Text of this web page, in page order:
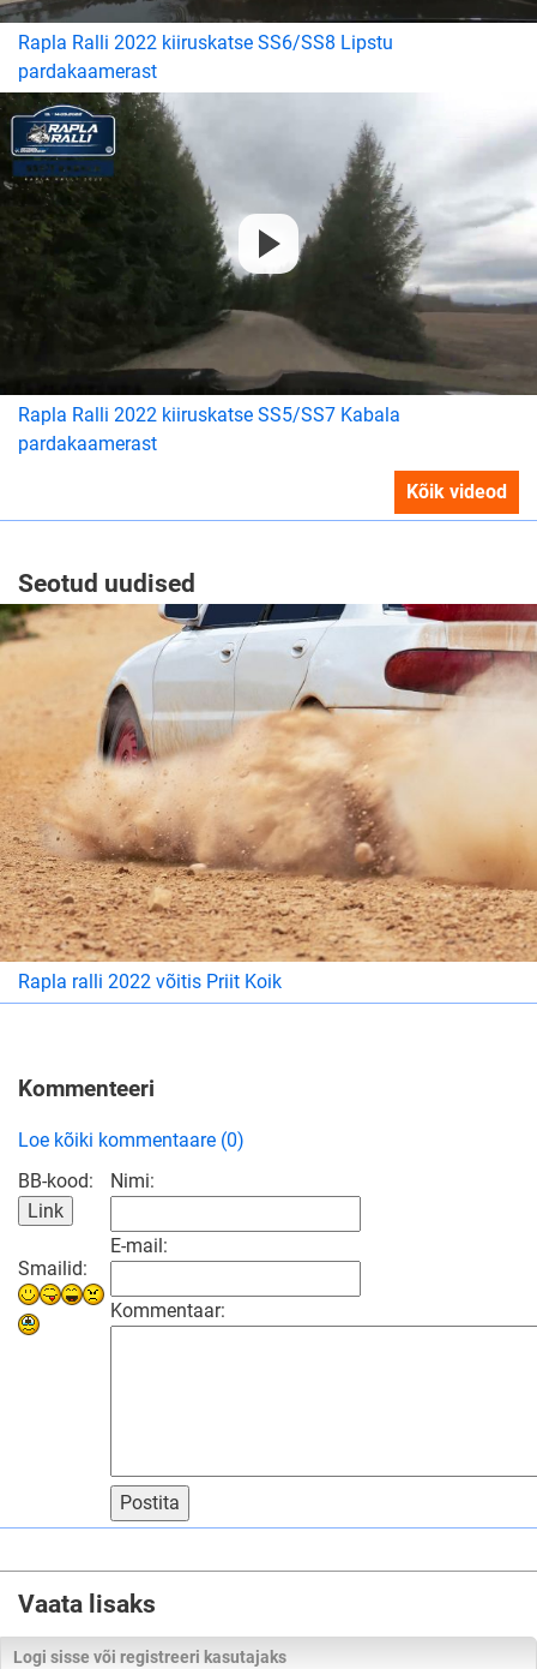
Rapla Ralli 2022 kiiruskatse SS6/SS8 Lipstu
pardakaamerast
Rapla Ralli 2022 kiiruskatse SS5/SS7 Kabala
pardakaamerast
Kõik videod
Seotud uudised
Rapla ralli 2022 võitis Priit Koik
Kommenteeri
Loe kõiki kommentaare (0)
BB-kood:
Smailid:
Nimi:
E-mail:
Kommentaar:
Postita
Vaata lisaks
Logi sisse või registreeri kasutajaks